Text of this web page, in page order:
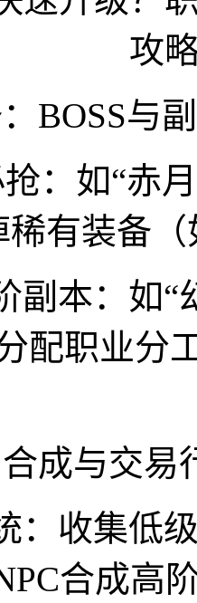
BOSS与
：如“赤
有装备（
副本：如“
配职业分
成与交易
：收集低
合成高